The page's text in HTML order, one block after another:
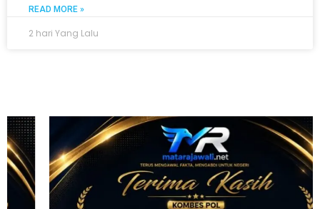
READ MORE »
2 hari Yang Lalu